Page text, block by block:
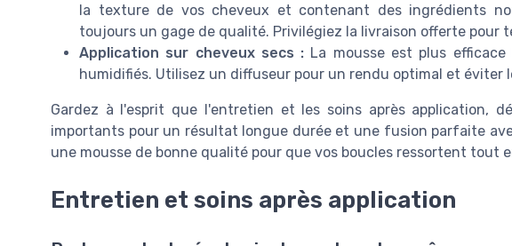
la texture de vos cheveux et contenant des ingrédients
toujours un gage de qualité. Privilégiez la livraison offerte pour
Application sur cheveux secs : La mousse est plus
humidifiés. Utilisez un diffuseur pour un rendu optimal et éviter
Gardez à l'esprit que l'entretien et les soins après application,
importants pour un résultat longue durée et une fusion parfaite
une mousse de bonne qualité pour que vos boucles ressortent tout
Entretien et soins après application